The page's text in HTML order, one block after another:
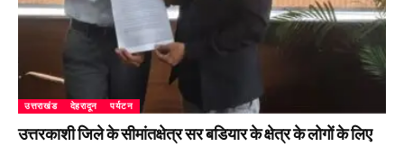
उत्तराखंड देहरादून पर्यटन
उत्तरकाशी जिले के सीमांतक्षेत्र सर बडियार के क्षेत्र के लोगों के लिए